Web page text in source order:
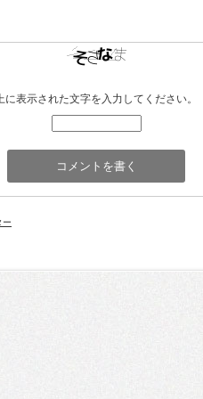
に表示された文字を入力してください。
ー